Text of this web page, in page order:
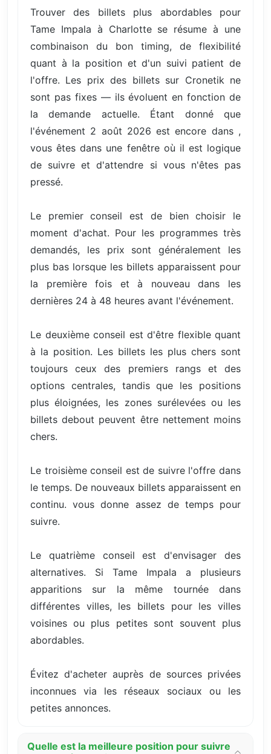
Trouver des billets plus abordables pour
Tame Impala à Charlotte se résume à une
combinaison du bon timing, de flexibilité
quant à la position et d'un suivi patient de
l'offre. Les prix des billets sur Cronetik ne
sont pas fixes — ils évoluent en fonction de
la demande actuelle. Étant donné que
l'événement 2 août 2026 est encore dans ,
vous êtes dans une fenêtre où il est logique
de suivre et d'attendre si vous n'êtes pas
pressé.
Le premier conseil est de bien choisir le
moment d'achat. Pour les programmes très
demandés, les prix sont généralement les
plus bas lorsque les billets apparaissent pour
la première fois et à nouveau dans les
dernières 24 à 48 heures avant l'événement.
Le deuxième conseil est d'être flexible quant
à la position. Les billets les plus chers sont
toujours ceux des premiers rangs et des
options centrales, tandis que les positions
plus éloignées, les zones surélevées ou les
billets debout peuvent être nettement moins
chers.
Le troisième conseil est de suivre l'offre dans
le temps. De nouveaux billets apparaissent en
continu. vous donne assez de temps pour
suivre.
Le quatrième conseil est d'envisager des
alternatives. Si Tame Impala a plusieurs
apparitions sur la même tournée dans
différentes villes, les billets pour les villes
voisines ou plus petites sont souvent plus
abordables.
Évitez d'acheter auprès de sources privées
inconnues via les réseaux sociaux ou les
petites annonces.
Quelle est la meilleure position pour suivre